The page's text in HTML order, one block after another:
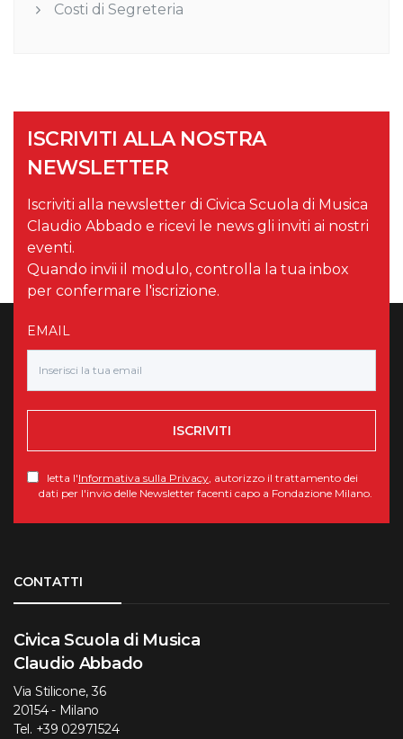
Costi di Segreteria
ISCRIVITI ALLA NOSTRA
NEWSLETTER
Iscriviti alla newsletter di Civica Scuola di Musica
Claudio Abbado e ricevi le news gli inviti ai nostri
eventi.
Quando invii il modulo, controlla la tua inbox
per confermare l'iscrizione.
EMAIL
ISCRIVITI
letta l'Informativa sulla Privacy , autorizzo il trattamento dei
dati per l'invio delle Newsletter facenti capo a Fondazione Milano.
CONTATTI
Civica Scuola di Musica
Claudio Abbado
Via Stilicone, 36
20154 - Milano
Tel. +39 02971524